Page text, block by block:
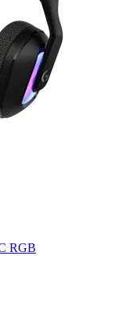
RGB